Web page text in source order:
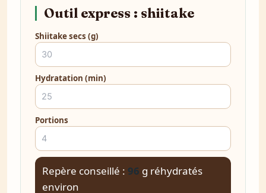
Outil express : shiitake
Shiitake secs (g)
Hydratation (min)
Portions
Repère conseillé : 96 g réhydratés
environ